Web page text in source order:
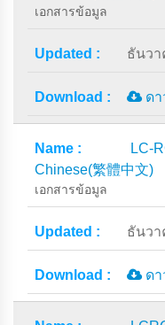
เอกสารข้อมูล
ธันวา
ด
LC-
Chinese(繁體中文)
เอกสารข้อมูล
ธันวา
ด